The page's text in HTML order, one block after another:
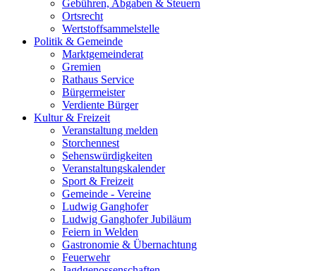
Gebühren, Abgaben & Steuern
Ortsrecht
Wertstoffsammelstelle
Politik & Gemeinde
Marktgemeinderat
Gremien
Rathaus Service
Bürgermeister
Verdiente Bürger
Kultur & Freizeit
Veranstaltung melden
Storchennest
Sehenswürdigkeiten
Veranstaltungskalender
Sport & Freizeit
Gemeinde - Vereine
Ludwig Ganghofer
Ludwig Ganghofer Jubiläum
Feiern in Welden
Gastronomie & Übernachtung
Feuerwehr